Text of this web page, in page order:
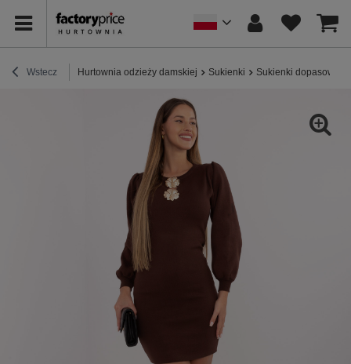
Wstecz Hurtownia odzieży damskiej Sukienki Sukienki dopasowane